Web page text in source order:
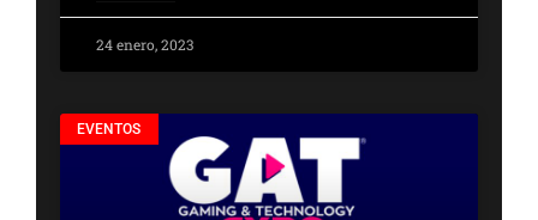
24 enero, 2023
EVENTOS